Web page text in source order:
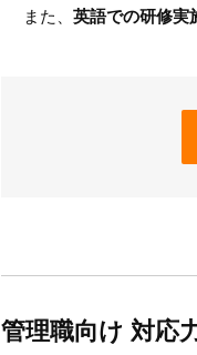
また、 英語での研修実
管理職向け 対応